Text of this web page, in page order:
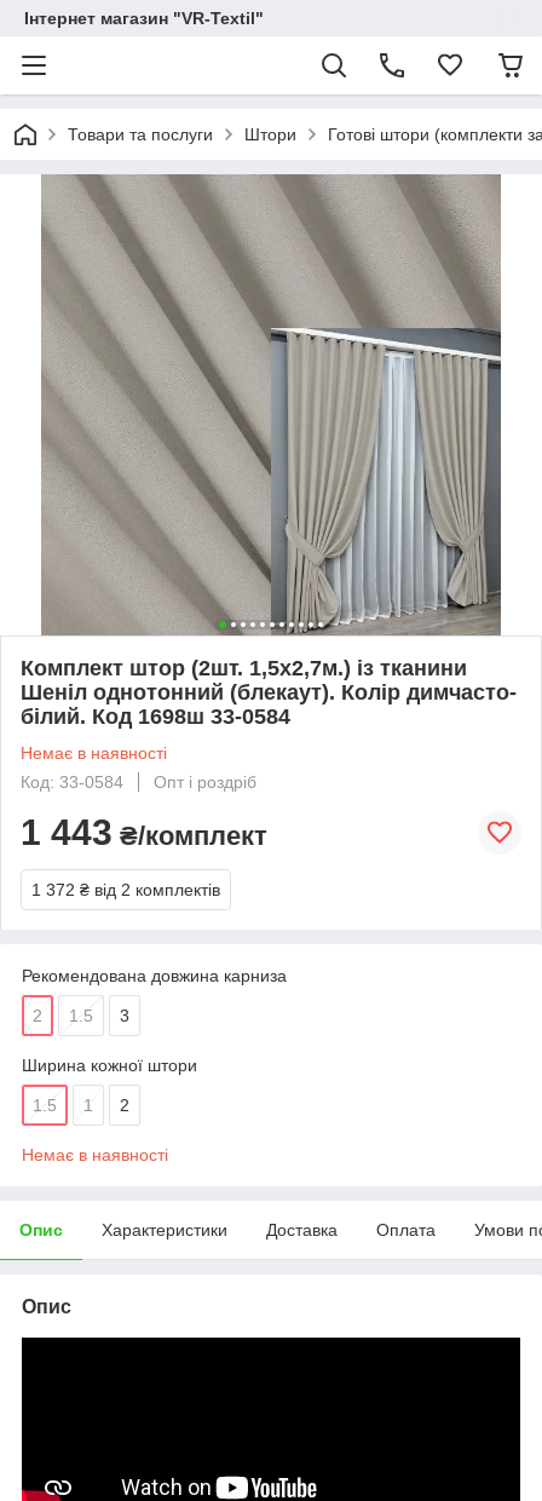
Інтернет магазин "VR-Textil"
Товари та послуги Штори Готові штори (комплекти
Комплект штор (2шт. 1,5х2,7м.) із тканини
Шеніл однотонний (блекаут). Колір димчасто-
білий. Код 1698ш 33-0584
Немає в наявності
Код: 33-0584
Опт і роздріб
1 443 ₴/комплект
1 372 ₴ від 2 комплектів
Рекомендована довжина карниза
2 1.5 3
Ширина кожної штори
1.5 1 2
Немає в наявності
Опис Характеристики Доставка Оплата Умови
Опис